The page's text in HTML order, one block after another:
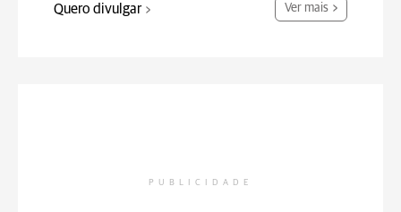
Quero divulgar Ver mais
PUBLICIDADE